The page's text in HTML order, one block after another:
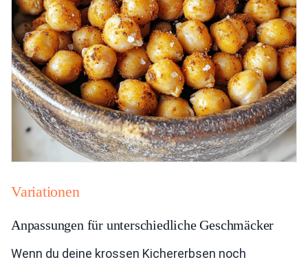
Variationen
Anpassungen für unterschiedliche Geschmäcker
Wenn du deine krossen Kichererbsen noch